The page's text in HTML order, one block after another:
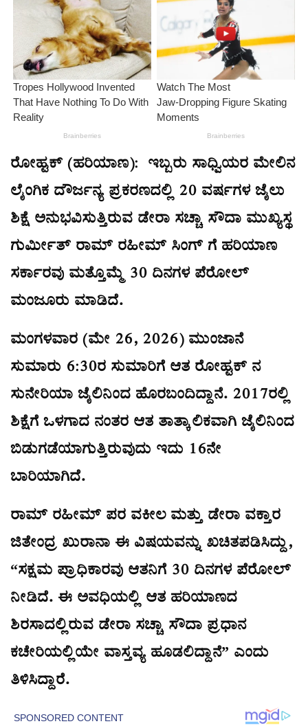
ರೋಹ್ಟಕ್ (ಹರಿಯಾಣ): ಇಬ್ಬರು ಸಾಧ್ವಿಯರ ಮೇಲಿನ
ಲೈಂಗಿಕ ದೌರ್ಜನ್ಯ ಪ್ರಕರಣದಲ್ಲಿ 20 ವರ್ಷಗಳ ಜೈಲು
ಶಿಕ್ಷೆ ಅನುಭವಿಸುತ್ತಿರುವ ಡೇರಾ ಸಚ್ಚಾ ಸೌದಾ ಮುಖ್ಯಸ್ಥ
ಗುರ್ಮೀತ್ ರಾಮ್ ರಹೀಮ್ ಸಿಂಗ್‌ ಗೆ ಹರಿಯಾಣ
ಸರ್ಕಾರವು ಮತ್ತೊಮ್ಮೆ 30 ದಿನಗಳ ಪೆರೋಲ್
ಮಂಜೂರು ಮಾಡಿದೆ.
ಮಂಗಳವಾರ (ಮೇ 26, 2026) ಮುಂಜಾನೆ
ಸುಮಾರು 6:30ರ ಸುಮಾರಿಗೆ ಆತ ರೋಹ್ಟಕ್‌ ನ
ಸುನೇರಿಯಾ ಜೈಲಿನಿಂದ ಹೊರಬಂದಿದ್ದಾನೆ. 2017ರಲ್ಲಿ
ಶಿಕ್ಷೆಗೆ ಒಳಗಾದ ನಂತರ ಆತ ತಾತ್ಕಾಲಿಕವಾಗಿ ಜೈಲಿನಿಂದ
ಬಿಡುಗಡೆಯಾಗುತ್ತಿರುವುದು ಇದು 16ನೇ
ಬಾರಿಯಾಗಿದೆ.
ರಾಮ್ ರಹೀಮ್ ಪರ ವಕೀಲ ಮತ್ತು ಡೇರಾ ವಕ್ತಾರ
ಜಿತೇಂದ್ರ ಖುರಾನಾ ಈ ವಿಷಯವನ್ನು ಖಚಿತಪಡಿಸಿದ್ದು,
“ಸಕ್ಷಮ ಪ್ರಾಧಿಕಾರವು ಆತನಿಗೆ 30 ದಿನಗಳ ಪೆರೋಲ್
ನೀಡಿದೆ. ಈ ಅವಧಿಯಲ್ಲಿ ಆತ ಹರಿಯಾಣದ
ಶಿರಸಾದಲ್ಲಿರುವ ಡೇರಾ ಸಚ್ಚಾ ಸೌದಾ ಪ್ರಧಾನ
ಕಚೇರಿಯಲ್ಲಿಯೇ ವಾಸ್ತವ್ಯ ಹೂಡಲಿದ್ದಾನೆ” ಎಂದು
ತಿಳಿಸಿದ್ದಾರೆ.